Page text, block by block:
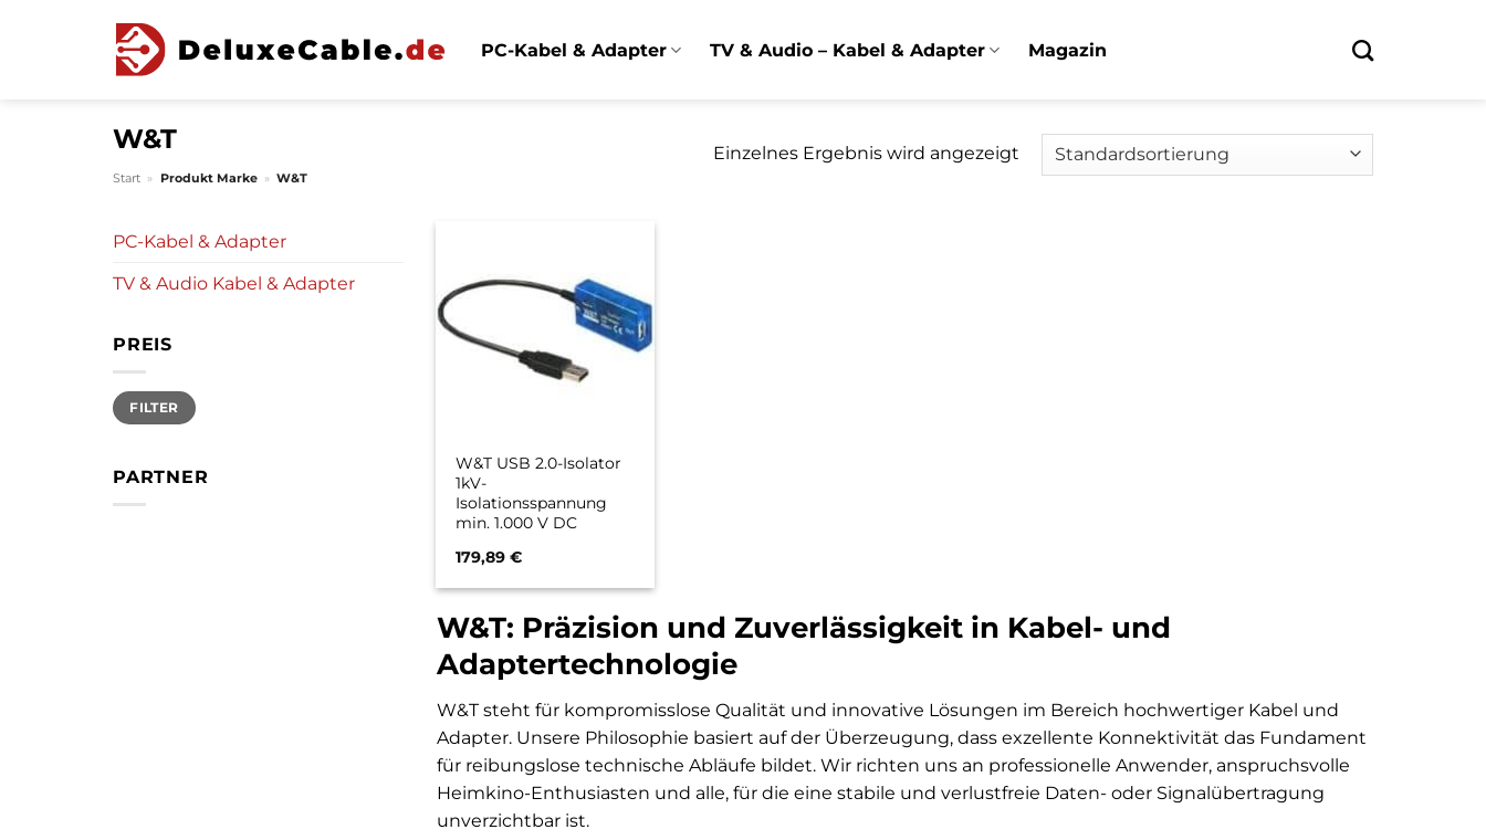
PC-Kabel & Adapter TV & Audio – Kabel & Adapter Magazin
W&T
Start » Produkt Marke » W&T
Einzelnes Ergebnis wird angezeigt
PC-Kabel & Adapter
TV & Audio Kabel & Adapter
PREIS
Min.
Preis
Max.
PreisFILTER
PARTNER
W&T USB 2.0-Isolator
1kV-
Isolationsspannung
min. 1.000 V DC
Verbindung zweier
179,89 €
W&T: Präzision und Zuverlässigkeit in Kabel- und
Adaptertechnologie
W&T steht für kompromisslose Qualität und innovative Lösungen im Bereich hochwertiger Kabel und
Adapter. Unsere Philosophie basiert auf der Überzeugung, dass exzellente Konnektivität das Fundament
für reibungslose technische Abläufe bildet. Wir richten uns an professionelle Anwender, anspruchsvolle
Heimkino-Enthusiasten und alle, für die eine stabile und verlustfreie Daten- oder Signalübertragung
unverzichtbar ist.